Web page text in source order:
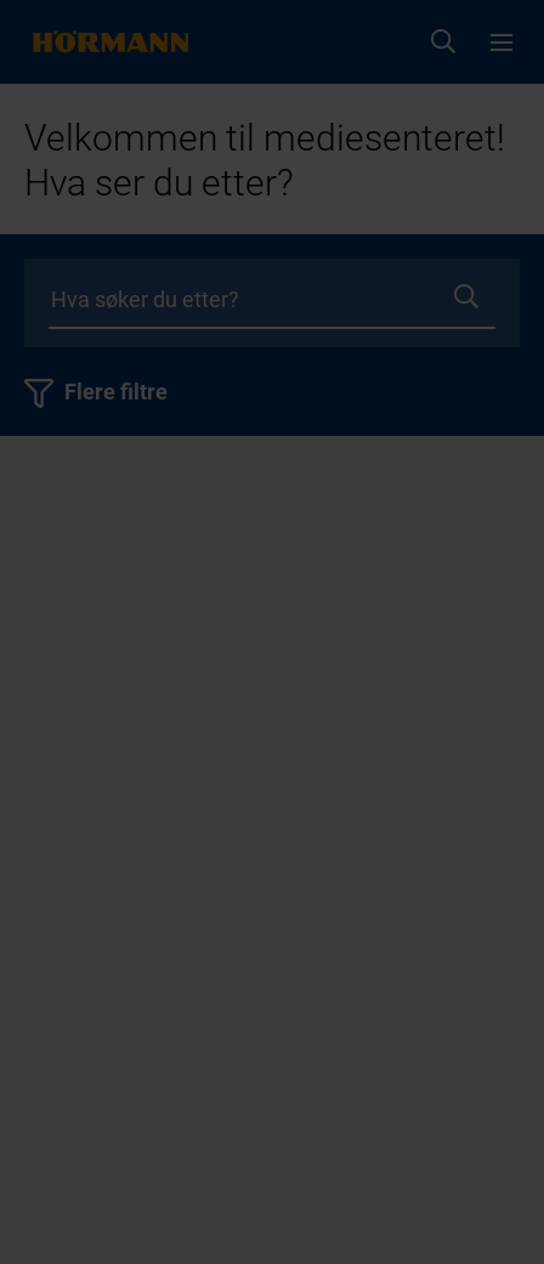
Velkommen til mediesenteret!
Hva ser du etter?
Flere filtre